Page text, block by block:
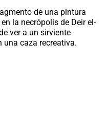
de una pintura
la necrópolis de Deir el-
ver a un sirviente
una caza recreativa.